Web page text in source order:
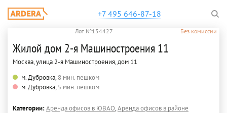
+7 495 646-87-18
Лот №154427 Без комиссии
Жилой дом 2-я Машиностроения 11
Москва, улица 2-я Машиностроения, дом 11
м. Дубровка,8 мин. пешком
м. Дубровка,5 мин. пешком
Категории:Аренда офисов в ЮВАО,Аренда офисов в районе